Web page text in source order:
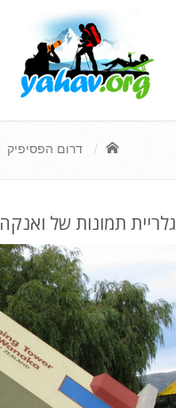
דרום הפסיפיק
גלריית תמונות של ואנקה